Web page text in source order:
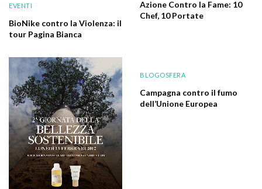
EVENTI
BioNike contro la Violenza: il
tour Pagina Bianca
Azione Contro la Fame: 10
Chef, 10 Portate
BLOGOSFERA
Campagna contro il fumo
dell’Unione Europea